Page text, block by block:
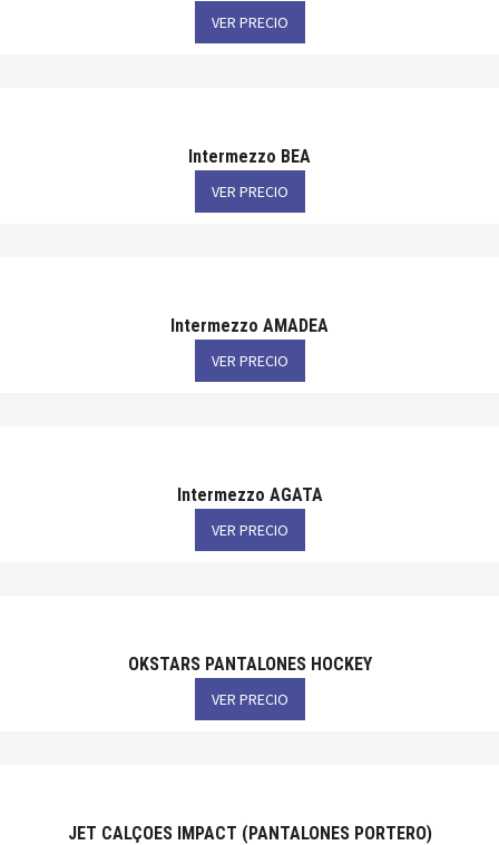
VER PRECIO
Intermezzo BEA
VER PRECIO
Intermezzo AMADEA
VER PRECIO
Intermezzo AGATA
VER PRECIO
OKSTARS PANTALONES HOCKEY
VER PRECIO
JET CALÇOES IMPACT (PANTALONES PORTERO)